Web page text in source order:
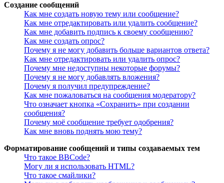
Создание сообщений
Как мне создать новую тему или сообщение?
Как мне отредактировать или удалить сообщение?
Как мне добавить подпись к своему сообщению?
Как мне создать опрос?
Почему я не могу добавить больше вариантов ответа?
Как мне отредактировать или удалить опрос?
Почему мне недоступны некоторые форумы?
Почему я не могу добавлять вложения?
Почему я получил предупреждение?
Как мне пожаловаться на сообщения модератору?
Что означает кнопка «Сохранить» при создании
сообщения?
Почему моё сообщение требует одобрения?
Как мне вновь поднять мою тему?
Форматирование сообщений и типы создаваемых тем
Что такое BBCode?
Могу ли я использовать HTML?
Что такое смайлики?